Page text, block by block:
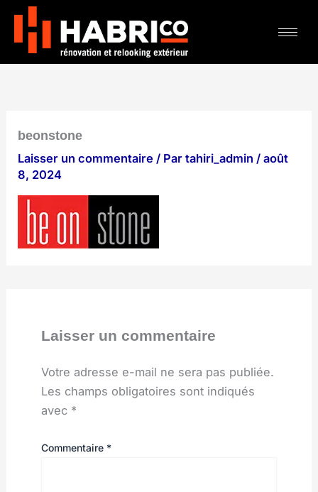
contenu
beonstone
Laisser un commentaire / Partahiri_admin/août
8, 2024
Laisser un commentaire
Votre adresse e-mail ne sera pas publiée.
Les champs obligatoires sont indiqués
avec *
Commentaire *